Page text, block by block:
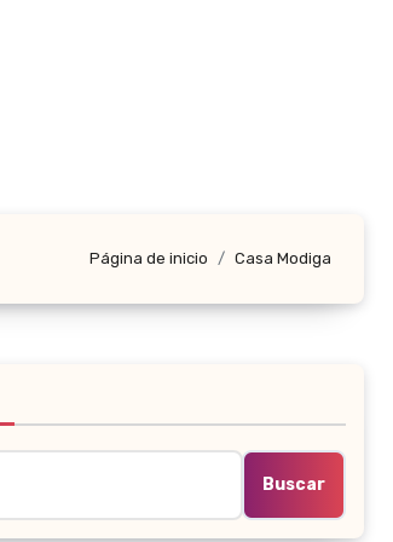
Página de inicio Casa Modiga
Buscar